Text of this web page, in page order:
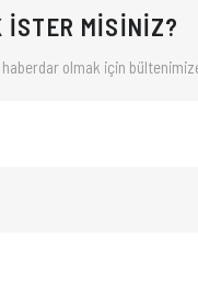
İSTER MİSİNİZ?
olmak için